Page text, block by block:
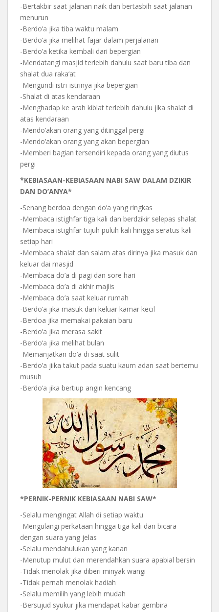
-Bertakbir saat jalanan naik dan bertasbih saat jalanan
menurun
-Berdo’a jika tiba waktu malam
-Berdo’a jika melihat fajar dalam perjalanan
-Berdo’a ketika kembali dari bepergian
-Mendatangi masjid terlebih dahulu saat baru tiba dan
shalat dua raka’at
-Mengundi istri-istrinya jika bepergian
-Shalat di atas kendaraan
-Menghadap ke arah kiblat terlebih dahulu jika shalat di
atas kendaraan
-Mendo’akan orang yang ditinggal pergi
-Mendo’akan orang yang akan bepergian
-Memberi bagian tersendiri kepada orang yang diutus
pergi
*KEBIASAAN-KEBIASAAN NABI SAW DALAM DZIKIR
DAN DO’ANYA*
-Senang berdoa dengan do’a yang ringkas
-Membaca istighfar tiga kali dan berdzikir selepas shalat
-Membaca istighfar tujuh puluh kali hingga seratus kali
setiap hari
-Membaca shalat dan salam atas dirinya jika masuk dan
keluar dai masjid
-Membaca do’a di pagi dan sore hari
-Membaca do’a di akhir majlis
-Membaca do’a saat keluar rumah
-Berdo’a jika masuk dan keluar kamar kecil
-Berdoa jika memakai pakaian baru
-Berdo’a jika merasa sakit
-Berdo’a jika melihat bulan
-Memanjatkan do’a di saat sulit
-Berdo’a jiika takut pada suatu kaum adan saat bertemu
musuh
-Berdo’a jika bertiup angin kencang
*PERNIK-PERNIK KEBIASAAN NABI SAW*
-Selalu mengingat Allah di setiap waktu
-Mengulangi perkataan hingga tiga kali dan bicara
dengan suara yang jelas
-Selalu mendahulukan yang kanan
-Menutup mulut dan merendahkan suara apabial bersin
-Tidak menolak jika diberi minyak wangi
-Tidak pernah menolak hadiah
-Selalu memilih yang lebih mudah
-Bersujud syukur jika mendapat kabar gembira